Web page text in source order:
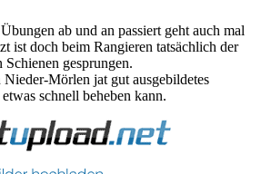
ab und an passiert geht auch mal
ist doch beim Rangieren tatsächlich der
Schienen gesprungen.
Mörlen jat gut ausgebildetes
schnell beheben kann.